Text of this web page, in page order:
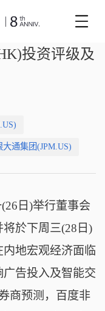
投资评级及
大通集团(JPM.US)
日)举行董事会
於下周三(28日)
地宏观经济面临
告投入及智能交
商预测，百度非